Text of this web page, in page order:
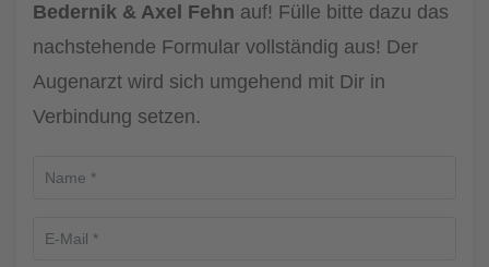
Bedernik & Axel Fehn auf! Fülle bitte dazu das
nachstehende Formular vollständig aus! Der
Augenarzt wird sich umgehend mit Dir in
Verbindung setzen.